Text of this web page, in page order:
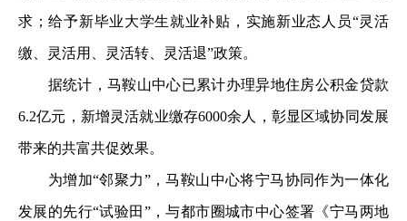
求；给予新毕业大学生就业补贴，实施新业态人员“灵活
缴、灵活用、灵活转、灵活退”政策。
据统计，马鞍山中心已累计办理异地住房公积金贷款
6.2亿元，新增灵活就业缴存6000余人，彰显区域协同发展
带来的共富共促效果。
为增加“邻聚力”，马鞍山中心将宁马协同作为一体化
发展的先行“试验田”，与都市圈城市中心签署《宁马两地